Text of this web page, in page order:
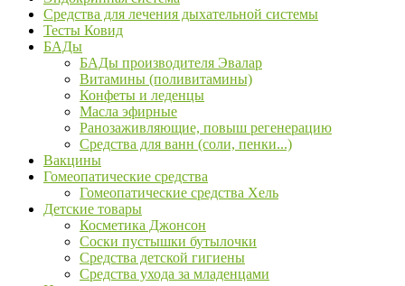
Средства для лечения дыхательной системы
Тесты Ковид
БАДы
БАДы производителя Эвалар
Витамины (поливитамины)
Конфеты и леденцы
Масла эфирные
Ранозаживляющие, повыш регенерацию
Средства для ванн (соли, пенки...)
Вакцины
Гомеопатические средства
Гомеопатические средства Хель
Детские товары
Косметика Джонсон
Соски пустышки бутылочки
Средства детской гигиены
Средства ухода за младенцами